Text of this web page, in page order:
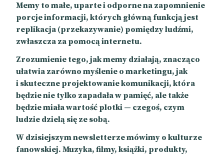
Memy to małe, uparte i odporne na zapomnienie
porcje informacji, których główną funkcją jest
replikacja (przekazywanie) pomiędzy ludźmi,
zwłaszcza za pomocą internetu.
Zrozumienie tego, jak memy działają, znacząco
ułatwia zarówno myślenie o marketingu, jak
i skuteczne projektowanie komunikacji, która
będzie nie tylko zapadała w pamięć, ale także
będzie miała wartość plotki — czegoś, czym
ludzie dzielą się ze sobą.
W dzisiejszym newsletterze mówimy o kulturze
fanowskiej. Muzyka, filmy, książki, produkty,